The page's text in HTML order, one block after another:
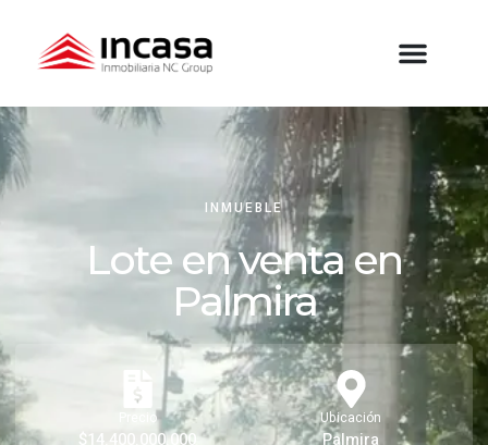
INMUEBLE
Lote en venta en
Palmira
Precio
$14.400.000.000
Ubicación
Palmira